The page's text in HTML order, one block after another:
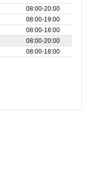
08:00‑20:00
08:00‑19:00
08:00‑18:00
08:00‑20:00
08:00‑18:00